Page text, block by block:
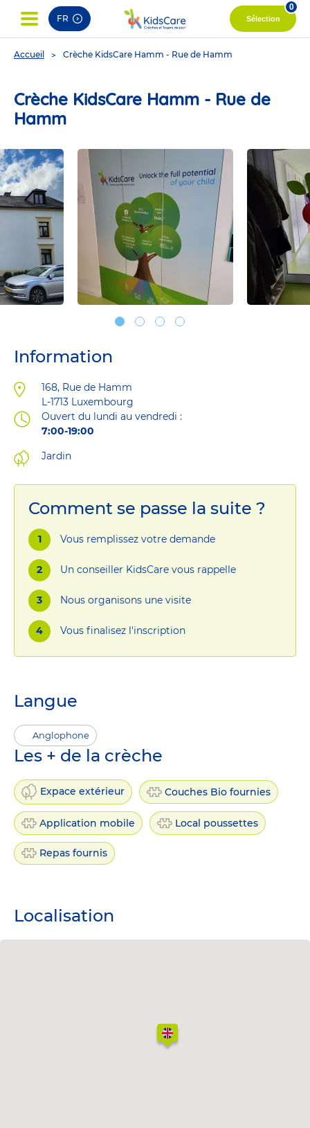
FR Sélection
0
You
Accueil Crèche KidsCare Hamm - Rue de Hamm
Crèche KidsCare Hamm - Rue de
Hamm
Information
Adresse
168, Rue de Hamm
L-1713 Luxembourg
Ouvert du lundi au vendredi :
7:00-19:00
Jardin
Comment se passe la suite ?
Vous remplissez votre demande
Un conseiller KidsCare vous rappelle
Nous organisons une visite
Vous finalisez l'inscription
Langue
Anglophone
Les + de la crèche
Expace extérieur Couches Bio fournies
Application mobile Local poussettes
Repas fournis
Localisation